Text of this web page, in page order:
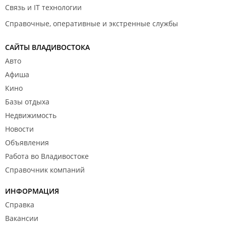
Связь и IT технологии
Справочные, оперативные и экстренные службы
САЙТЫ ВЛАДИВОСТОКА
Авто
Афиша
Кино
Базы отдыха
Недвижимость
Новости
Объявления
Работа во Владивостоке
Справочник компаний
ИНФОРМАЦИЯ
Справка
Вакансии